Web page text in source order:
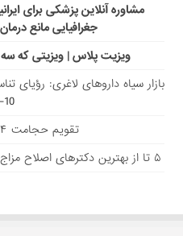
مشاوره آنلاین پزشکی برای
جغرافیایی مانع
ویزیت پلاس | ویزیتی که سه
بازار سیاه داروهای لاغری: رؤیای
10-14
تقویم حجامت ۱۴۰۴
۵ تا از بهترین دکتر‌های اصلاح مزاج در مشهد را بشناسید!